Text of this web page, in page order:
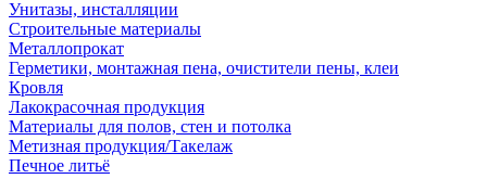
Унитазы, инсталляции
Строительные материалы
Металлопрокат
Герметики, монтажная пена, очистители пены, клеи
Кровля
Лакокрасочная продукция
Материалы для полов, стен и потолка
Метизная продукция/Такелаж
Печное литьё